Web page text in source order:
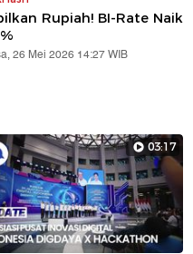
Rupiah! BI-Rate Naik
26 Mei 2026 14:27 WIB
03:17